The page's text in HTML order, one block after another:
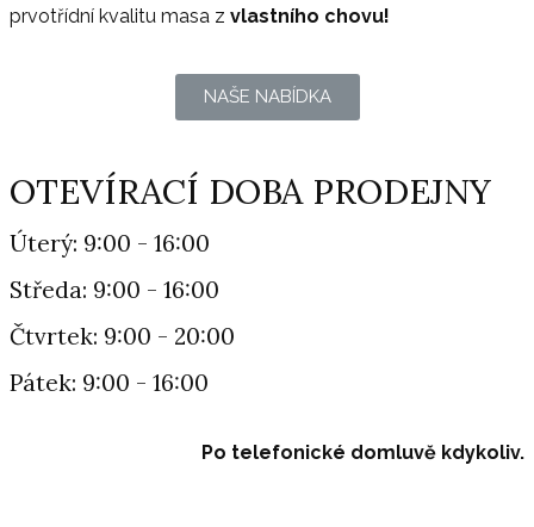
prvotřídní kvalitu masa z vlastního chovu!
NAŠE NABÍDKA
OTEVÍRACÍ DOBA PRODEJNY
Úterý: 9:00 - 16:00
Středa: 9:00 - 16:00
Čtvrtek: 9:00 - 20:00
Pátek: 9:00 - 16:00
Po telefonické domluvě kdykoliv.